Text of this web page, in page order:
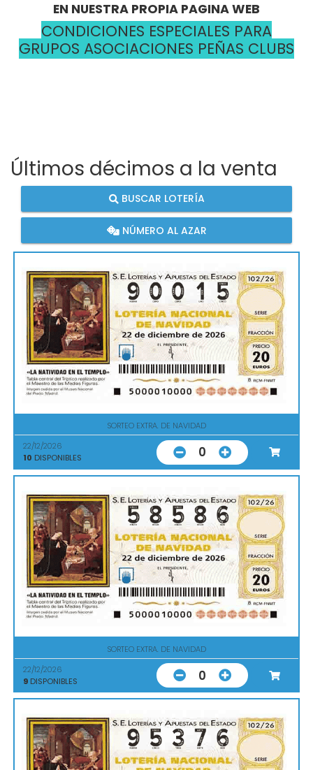
EN NUESTRA PROPIA PAGINA WEB
CONDICIONES ESPECIALES PARA
GRUPOS ASOCIACIONES PEÑAS CLUBS
Últimos décimos a la venta
BUSCAR LOTERÍA
NÚMERO AL AZAR
SORTEO EXTRA. DE NAVIDAD
22/12/2026
10 DISPONIBLES 0
SORTEO EXTRA. DE NAVIDAD
22/12/2026
9 DISPONIBLES 0